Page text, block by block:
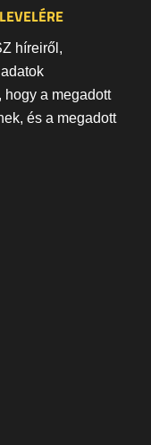
híreiről,
hogy a megadott
és a megadott